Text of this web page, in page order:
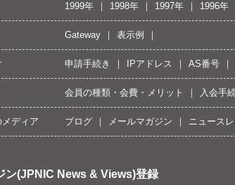
1999年
1998年 1997年 1996年
Gateway 表示例
申請手続き IPアドレス AS番号
会員の種類・会費・メリット 入会手
ディア ブログ メールマガジン ニュース
ン(JPNIC News & Views)登録